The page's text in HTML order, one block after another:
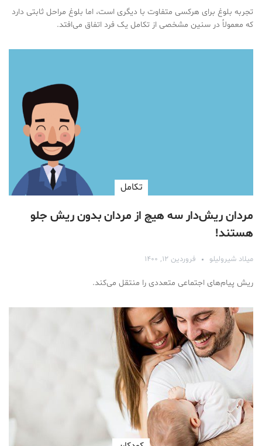
تجربه بلوغ برای هرکسی متفاوت با دیگری است، اما بلوغ مراحل ثابتی دارد
که معمولاً در سنین مشخصی از تکامل یک فرد اتفاق می‌افتد.
تكامل
مردان ریش‌دار سه هیچ از مردان بدون ریش جلو
هستند!
میلاد شیرولیلو فروردین ۱۲, ۱۴۰۰
ریش پیام‌های اجتماعی متعددی را منتقل می‌کند.